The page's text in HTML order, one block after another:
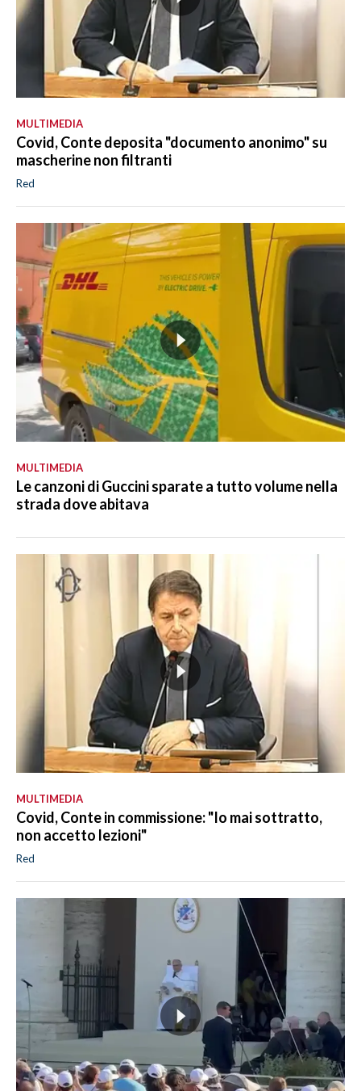
MULTIMEDIA
Covid, Conte deposita "documento anonimo" su
mascherine non filtranti
Red
MULTIMEDIA
Le canzoni di Guccini sparate a tutto volume nella
strada dove abitava
MULTIMEDIA
Covid, Conte in commissione: "Io mai sottratto,
non accetto lezioni"
Red